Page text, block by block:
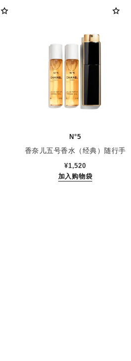
N°5
香奈儿五号香水（经典）随行手
袋装
参考编号 125407
¥1,520
加入购物袋